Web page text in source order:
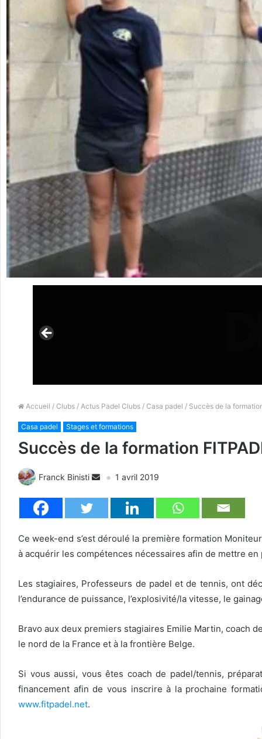
Accueil / Clubs / Actus Padel Clubs / Casa padel / Succès de la
Casa padel Stages et formations
Succès de la formation
Franck Binisti 1 avril 2019
Ce week-end s’est déroulé la première formation
à acquérir les compétences nécessaires afin de mettre
Les stagiaires, Professeurs de padel et de tennis, ont
l’endurance de puissance, l’explosivité/la vitesse, le
Bravo aux deux premiers stagiaires Emilie Martin, coach
le nord de la France et à la frontière Belge.
Si vous aussi, vous êtes coach de padel/tennis,
financement afin de vous inscrire à la prochaine
www.fitpadel.net.